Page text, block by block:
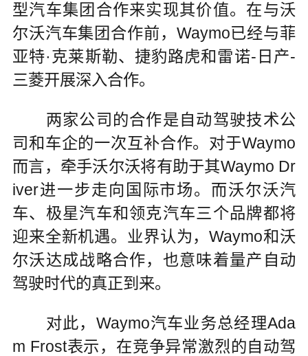
型汽车集团合作来实现其价值。在与沃
尔沃汽车集团合作前，Waymo已经与菲
亚特·克莱斯勒、捷豹路虎和雷诺-日产-
三菱开展深入合作。
两家公司的合作是自动驾驶技术公
司和车企的一次互补合作。对于Waymo
而言，牵手沃尔沃将有助于其Waymo Dr
iver进一步走向国际市场。而沃尔沃汽
车、极星汽车和领克汽车三个品牌都将
迎来全新机遇。业界认为，Waymo和沃
尔沃达成战略合作，也意味着量产自动
驾驶时代的真正到来。
对此，Waymo汽车业务总经理Ada
m Frost表示，在竞争异常激烈的自动驾